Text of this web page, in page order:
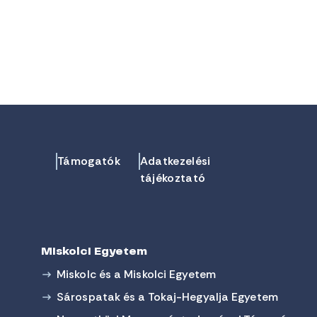
Támogatók
Adatkezelési
tájékoztató
Miskolci Egyetem
Miskolc és a Miskolci Egyetem
Sárospatak és a Tokaj-Hegyalja Egyetem